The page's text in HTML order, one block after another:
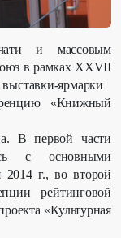
и массовым
в рамкахXXVII
ярмарки
«Книжный
В первой части
с основными
2014 г., во второй
рейтинговой
«Культурная